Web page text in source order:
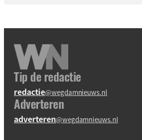
Tip de redactie
redactie@wegdamnieuws.nl
Adverteren
adverteren@wegdamnieuws.nl